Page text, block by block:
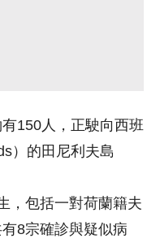
150人，正駛向西班
）的田尼利夫島
，包括一對荷蘭籍夫
8宗確診與疑似病